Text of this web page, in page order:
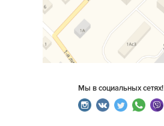
Мы в социальных сетях!